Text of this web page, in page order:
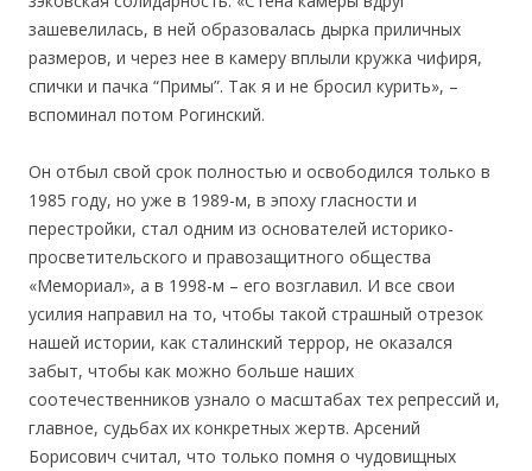
зашевелилась, в ней образовалась дырка приличных
размеров, и через нее в камеру вплыли кружка чифиря,
спички и пачка “Примы”. Так я и не бросил курить», –
вспоминал потом Рогинский.
Он отбыл свой срок полностью и освободился только в
1985 году, но уже в 1989-м, в эпоху гласности и
перестройки, стал одним из основателей историко-
просветительского и правозащитного общества
«Мемориал», а в 1998-м – его возглавил. И все свои
усилия направил на то, чтобы такой страшный отрезок
нашей истории, как сталинский террор, не оказался
забыт, чтобы как можно больше наших
соотечественников узнало о масштабах тех репрессий и,
главное, судьбах их конкретных жертв. Арсений
Борисович считал, что только помня о чудовищных